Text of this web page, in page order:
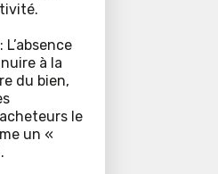
: L’absence
à la
du bien,
le
un «